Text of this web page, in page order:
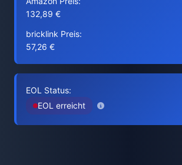
132,89 €
bricklink Preis:
57,26 €
EOL Status:
EOL erreicht